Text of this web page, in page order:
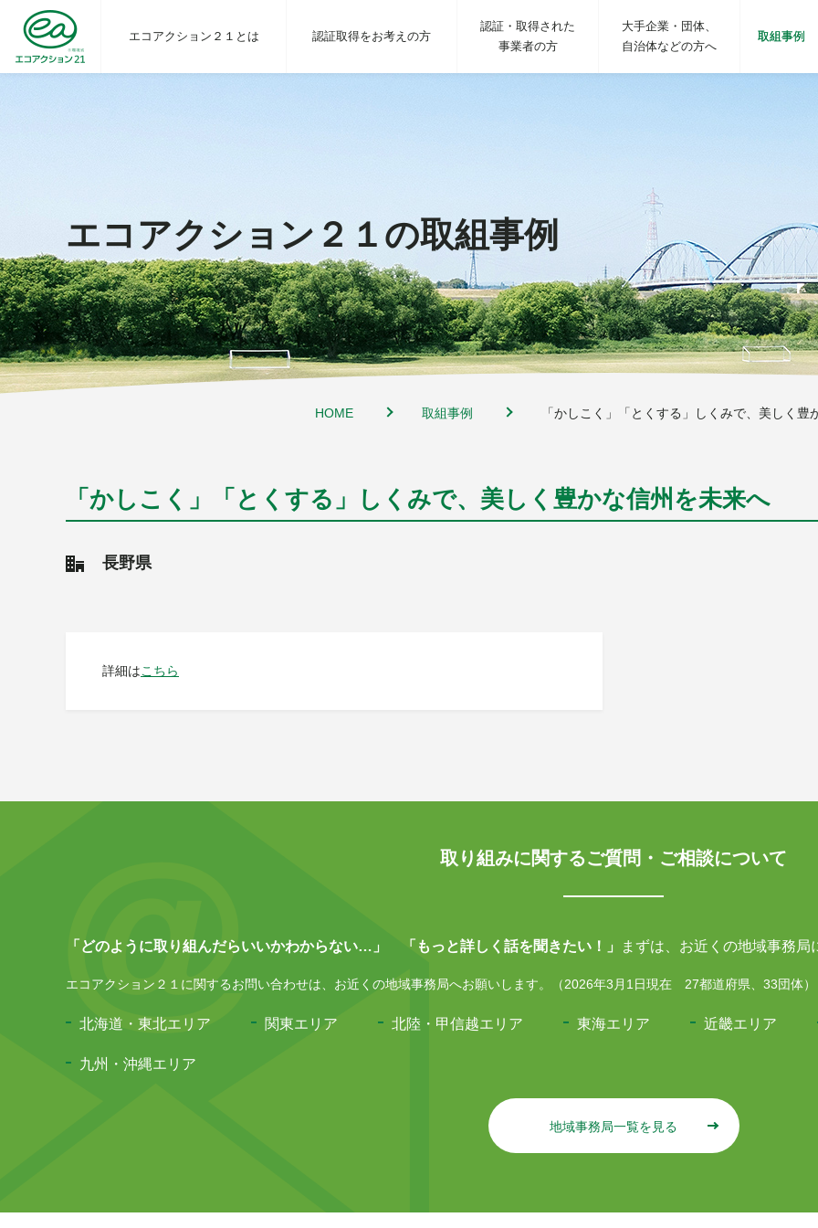
エコアクション２１とは 認証取得をお考えの方
認証・取得された
事業者の方
大手企業・団体、
自治体などの方へ
取組事例
エコアクション２１の取組事例
HOME 取組事例 「かしこく」「とくする」しくみで、美しく豊
「かしこく」「とくする」しくみで、美しく豊かな信州を未来へ
長野県
詳細はこちら
取り組みに関するご質問・ご相談について
「どのように取り組んだらいいかわからない…」 「もっと詳しく話を聞きたい！」 まずは、お近くの地域事務局
エコアクション２１に関するお問い合わせは、お近くの地域事務局へお願いします。（2026年3月1日現在 27都道府県、33団体）
北海道・東北エリア 関東エリア 北陸・甲信越エリア 東海エリア 近畿エリア
九州・沖縄エリア
地域事務局一覧を見る